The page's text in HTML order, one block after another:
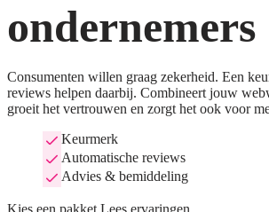
ondernemers
Consumenten willen graag zekerheid. Een
reviews helpen daarbij. Combineert jouw
groeit het vertrouwen en zorgt het ook voor
Keurmerk
Automatische reviews
Advies & bemiddeling
Kies een pakket Lees ervaringen